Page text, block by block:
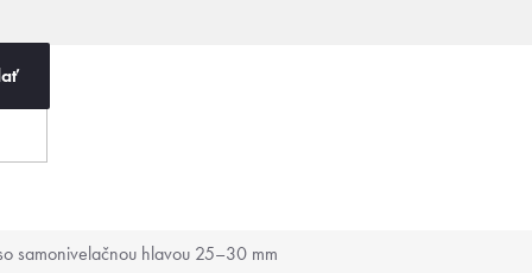
samonivelačnou hlavou 25–30 mm